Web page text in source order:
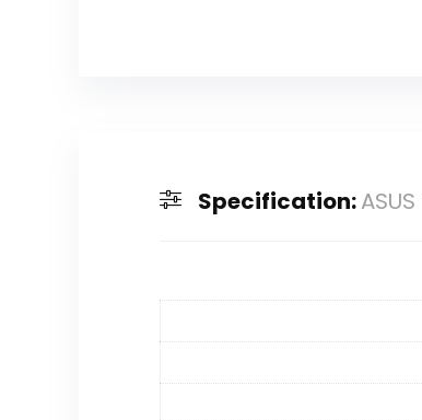
Specification: